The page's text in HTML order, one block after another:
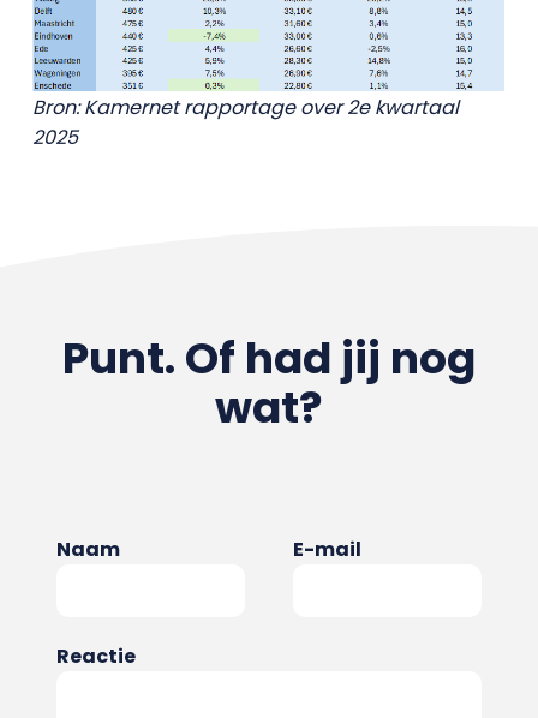
Bron: Kamernet rapportage over 2e kwartaal
2025
Punt. Of had jij nog
wat?
Naam E-mail
Reactie